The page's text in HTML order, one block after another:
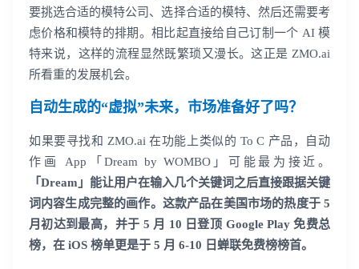
要挑选合适的模特公司、选择合适的模特、然后还需要考
虑价格和模特的排期。相比起直接给自己订制一个 AI 模
特来说，这样的流程显然既繁琐又漫长。这正是 ZMO.ai
所看重的发展机会。
自动生成的“虚拟”未来，市场准备好了吗？
如果要寻找和 ZMO.ai 在功能上类似的 To C 产品，自动
作画 App「Dream by WOMBO」可能最为接近。
「Dream」能让用户在输入几个关键词之后直接跟据关键
词内容生成完整的画作。这款产品在美国市场的热度于 5
月初达到最高，并于 5 月 10 日登顶 Google Play 免费总
榜，在 iOS 榜单更是于 5 月 6-10 日蝉联免费榜榜首。